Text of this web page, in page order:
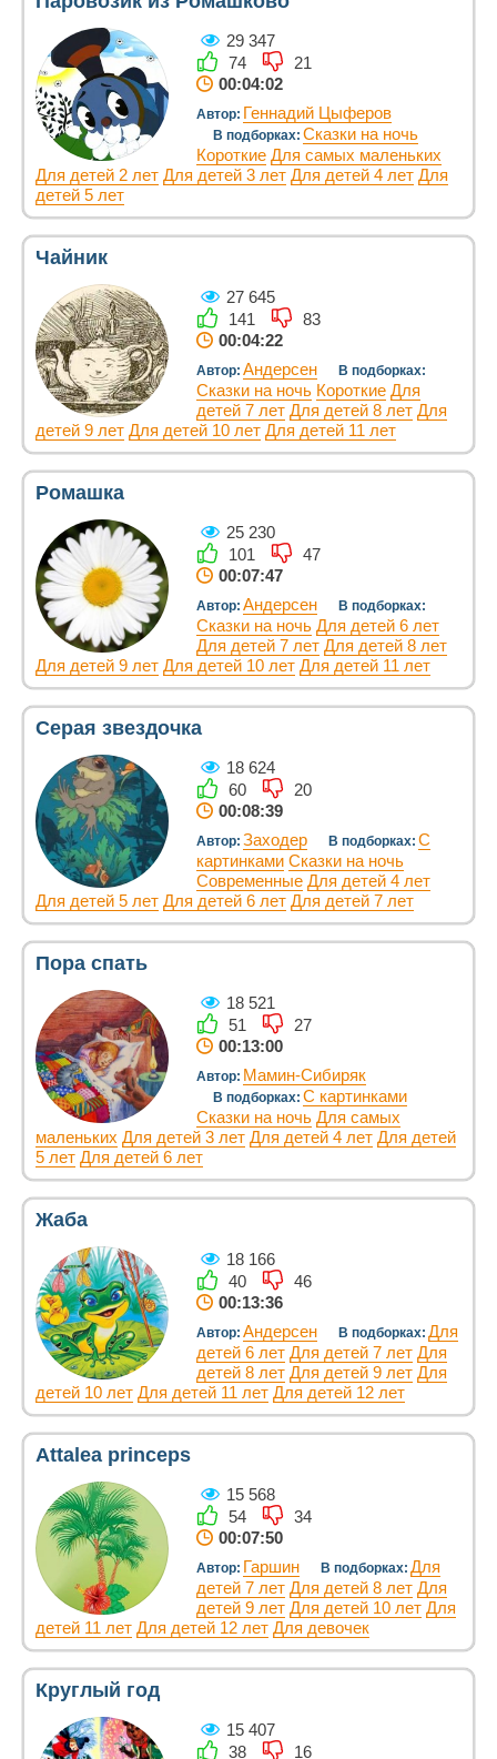
29 347
74
21
00:04:02
Автор: Геннадий Цыферов
В подборках: Сказки на ночь
Короткие Для самых маленьких
Для детей 2 лет Для детей 3 лет Для детей 4 лет Для
детей 5 лет
Чайник
27 645
141
83
00:04:22
Автор: Андерсен В подборках:
Сказки на ночь Короткие Для
детей 7 лет Для детей 8 лет Для
детей 9 лет Для детей 10 лет Для детей 11 лет
Ромашка
25 230
101
47
00:07:47
Автор: Андерсен В подборках:
Сказки на ночь Для детей 6 лет
Для детей 7 лет Для детей 8 лет
Для детей 9 лет Для детей 10 лет Для детей 11 лет
Серая звездочка
18 624
60
20
00:08:39
Автор: Заходер В подборках: С
картинками Сказки на ночь
Современные Для детей 4 лет
Для детей 5 лет Для детей 6 лет Для детей 7 лет
Пора спать
18 521
51
27
00:13:00
Автор: Мамин-Сибиряк
В подборках: С картинками
Сказки на ночь Для самых
маленьких Для детей 3 лет Для детей 4 лет Для детей
5 лет Для детей 6 лет
Жаба
18 166
40
46
00:13:36
Автор: Андерсен В подборках: Для
детей 6 лет Для детей 7 лет Для
детей 8 лет Для детей 9 лет Для
детей 10 лет Для детей 11 лет Для детей 12 лет
Attalea princeps
15 568
54
34
00:07:50
Автор: Гаршин В подборках: Для
детей 7 лет Для детей 8 лет Для
детей 9 лет Для детей 10 лет Для
детей 11 лет Для детей 12 лет Для девочек
Круглый год
15 407
38
16